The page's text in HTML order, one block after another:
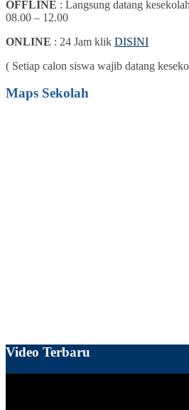
OFFLINE : Langsung datang
08.00 – 12.00
ONLINE : 24 Jam klik DISINI
( Setiap calon siswa wajib datang
Maps Sekolah
Video Terbaru